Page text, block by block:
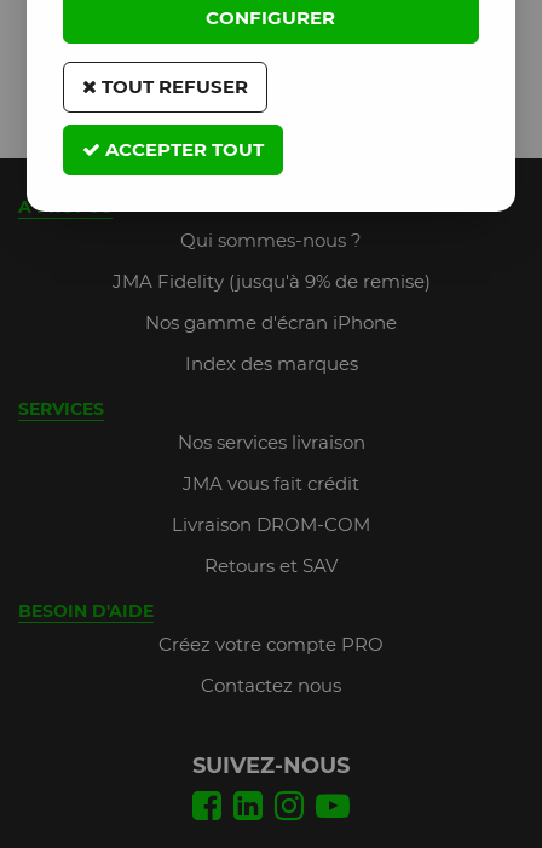
A PROPOS
Qui sommes-nous ?
JMA Fidelity (jusqu'à 9% de remise)
Nos gamme d'écran iPhone
Index des marques
SERVICES
Nos services livraison
JMA vous fait crédit
Livraison DROM-COM
Retours et SAV
BESOIN D'AIDE
Créez votre compte PRO
Contactez nous
SUIVEZ-NOUS
CONFIGURER
TOUT REFUSER
ACCEPTER TOUT